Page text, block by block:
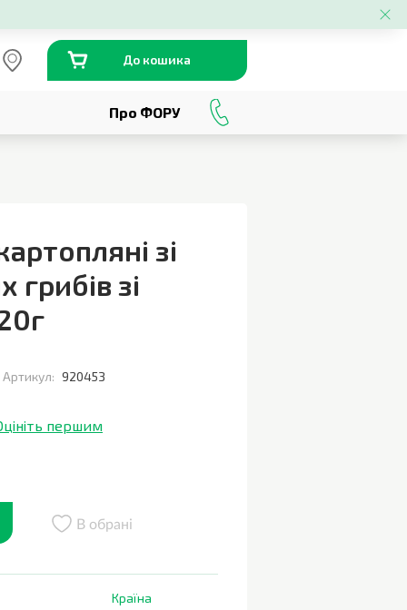
До кошика
Про ФОРУ
зі
грибів зі
Артикул: 920453
першим
В обрані
Країна